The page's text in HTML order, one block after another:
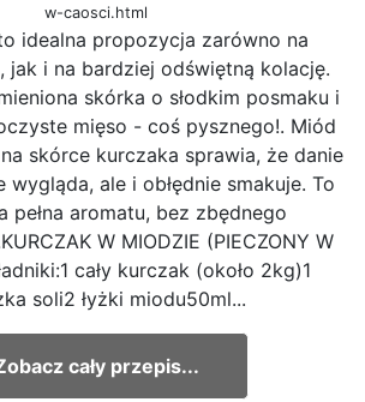
w-caosci.html
idealna propozycja zarówno na
jak i na bardziej odświętną kolację.
skórka o słodkim posmaku i
mięso - coś pysznego!. Miód
skórce kurczaka sprawia, że danie
wygląda, ale i obłędnie smakuje. To
pełna aromatu, bez zbędnego
W MIODZIE (PIECZONY W
cały kurczak (około 2kg)1
soli2 łyżki miodu50ml...
cały przepis...